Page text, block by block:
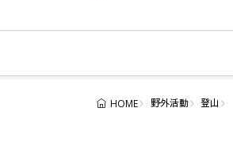
HOME 野外活動 登山